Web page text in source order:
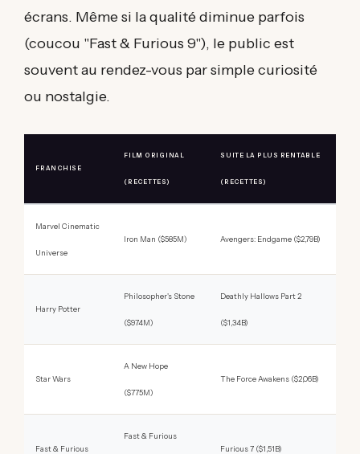
écrans. Même si la qualité diminue parfois
(coucou "Fast & Furious 9"), le public est
souvent au rendez-vous par simple curiosité
ou nostalgie.
FRANCHISE
FILM ORIGINAL
(RECETTES)
SUITE LA PLUS RENTABLE
(RECETTES)
Marvel Cinematic
Universe
Iron Man ($585M) Avengers: Endgame ($2,79B)
Harry Potter
Philosopher's Stone
($974M)
Deathly Hallows Part 2
($1,34B)
Star Wars
A New Hope
($775M)
The Force Awakens ($2,06B)
Fast & Furious
Fast & Furious
Furious 7 ($1,51B)